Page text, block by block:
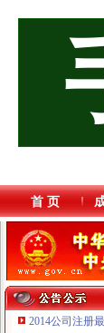
首 页
2014公司注册